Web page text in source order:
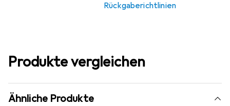
Rückgaberichtlinien
Produkte vergleichen
Ähnliche Produkte